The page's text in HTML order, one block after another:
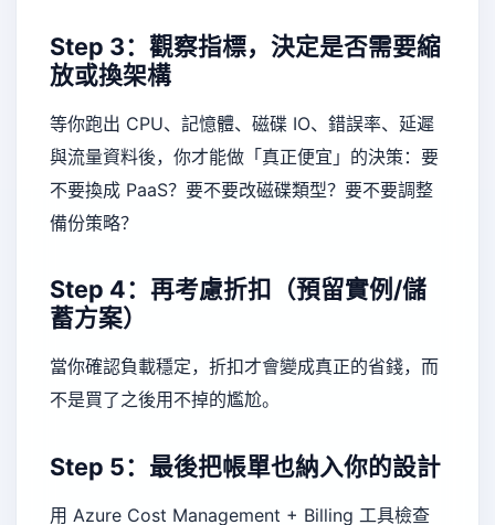
Step 3：觀察指標，決定是否需要縮
放或換架構
等你跑出 CPU、記憶體、磁碟 IO、錯誤率、延遲
與流量資料後，你才能做「真正便宜」的決策：要
不要換成 PaaS？要不要改磁碟類型？要不要調整
備份策略？
Step 4：再考慮折扣（預留實例/儲
蓄方案）
當你確認負載穩定，折扣才會變成真正的省錢，而
不是買了之後用不掉的尷尬。
Step 5：最後把帳單也納入你的設計
用 Azure Cost Management + Billing 工具檢查